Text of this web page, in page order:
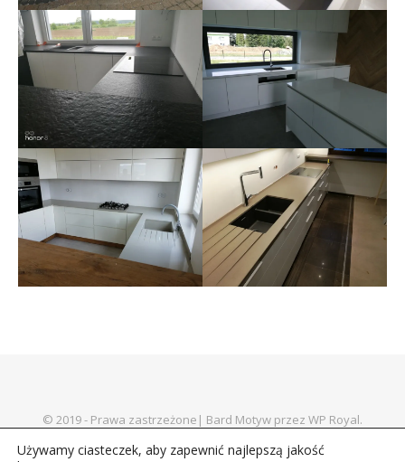
© 2019 - Prawa zastrzeżone| Bard Motyw przez WP Royal.
Parapety Schody Posadzki Obudowy kominkowe
Używamy ciasteczek, aby zapewnić najlepszą jakość